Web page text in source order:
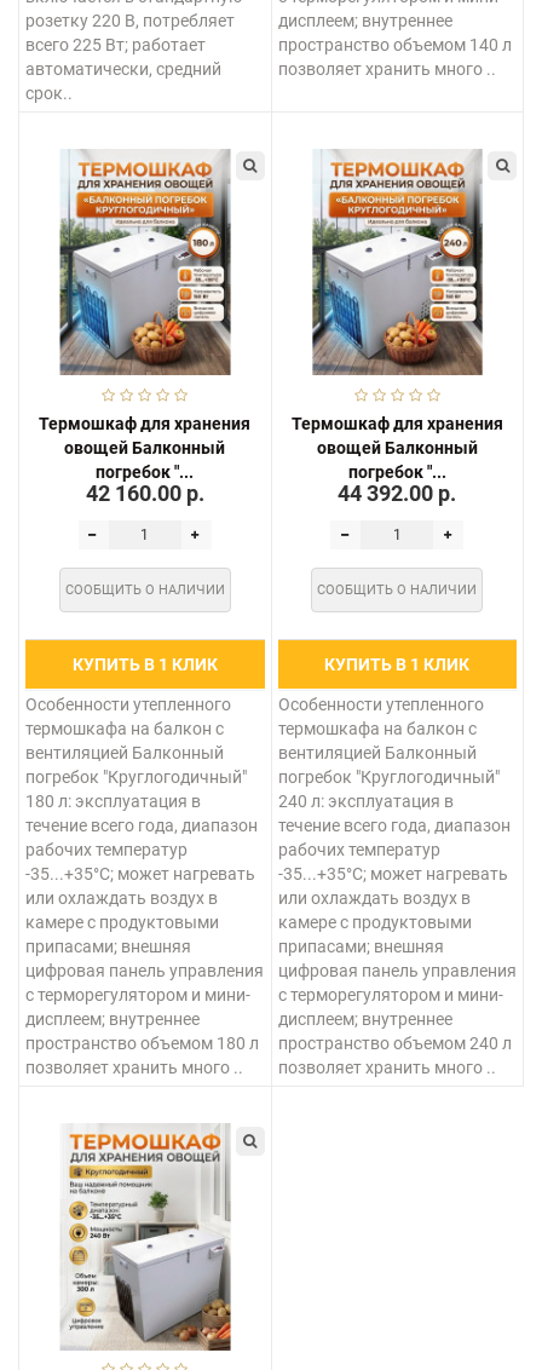
розетку 220 В, потребляет
всего 225 Вт; работает
автоматически, средний
срок..
дисплеем; внутреннее
пространство объемом 140 л
позволяет хранить много ..
Термошкаф для хранения
овощей Балконный
погребок "...
42 160.00 р.
СООБЩИТЬ О НАЛИЧИИ
КУПИТЬ В 1 КЛИК
Особенности утепленного
термошкафа на балкон с
вентиляцией Балконный
погребок "Круглогодичный"
180 л: эксплуатация в
течение всего года, диапазон
рабочих температур
-35...+35°C; может нагревать
или охлаждать воздух в
камере с продуктовыми
припасами; внешняя
цифровая панель управления
с терморегулятором и мини-
дисплеем; внутреннее
пространство объемом 180 л
позволяет хранить много ..
Термошкаф для хранения
овощей Балконный
погребок "...
44 392.00 р.
СООБЩИТЬ О НАЛИЧИИ
КУПИТЬ В 1 КЛИК
Особенности утепленного
термошкафа на балкон с
вентиляцией Балконный
погребок "Круглогодичный"
240 л: эксплуатация в
течение всего года, диапазон
рабочих температур
-35...+35°C; может нагревать
или охлаждать воздух в
камере с продуктовыми
припасами; внешняя
цифровая панель управления
с терморегулятором и мини-
дисплеем; внутреннее
пространство объемом 240 л
позволяет хранить много ..